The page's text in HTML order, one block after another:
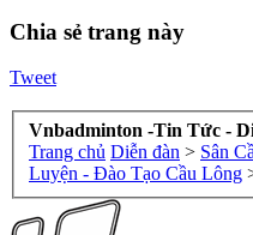
Chia sẻ trang này
Tweet
Vnbadminton -Tin Tức -
Trang chủ Diễn đàn > Sân
Luyện - Đào Tạo Cầu Lông